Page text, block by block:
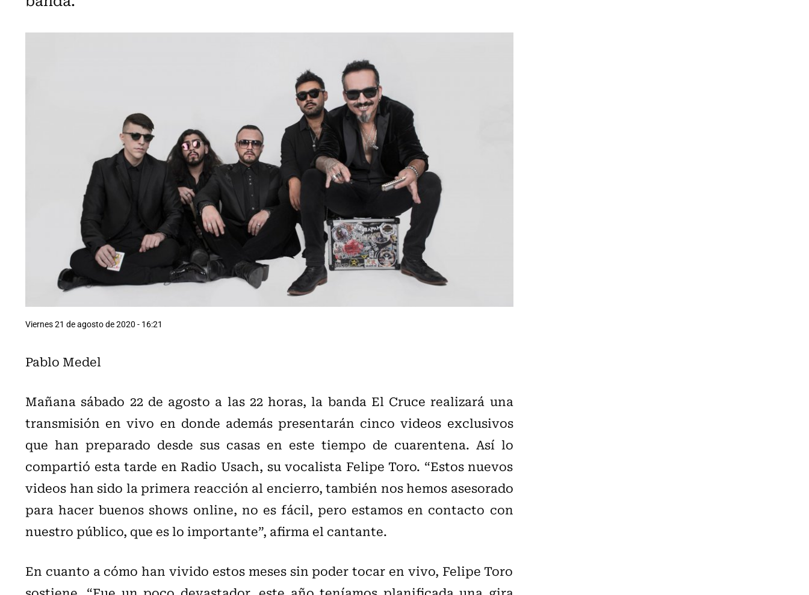
Viernes 21 de agosto de 2020 - 16:21
Pablo Medel
Mañana sábado 22 de agosto a las 22 horas, la banda El Cruce realizará una
transmisión en vivo en donde además presentarán cinco videos exclusivos
que han preparado desde sus casas en este tiempo de cuarentena. Así lo
compartió esta tarde en Radio Usach, su vocalista Felipe Toro. “Estos nuevos
videos han sido la primera reacción al encierro, también nos hemos asesorado
para hacer buenos shows online, no es fácil, pero estamos en contacto con
nuestro público, que es lo importante”, afirma el cantante.
En cuanto a cómo han vivido estos meses sin poder tocar en vivo, Felipe Toro